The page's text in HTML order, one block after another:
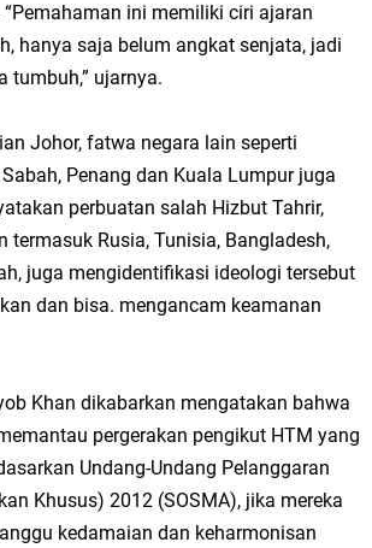
ini memiliki ciri ajaran
hanya saja belum angkat senjata, jadi
tumbuh,” ujarnya.
Johor, fatwa negara lain seperti
Penang dan Kuala Lumpur juga
perbuatan salah Hizbut Tahrir,
termasuk Rusia, Tunisia, Bangladesh,
juga mengidentifikasi ideologi tersebut
dan bisa. mengancam keamanan
Khan dikabarkan mengatakan bahwa
pergerakan pengikut HTM yang
Undang-Undang Pelanggaran
Khusus) 2012 (SOSMA), jika mereka
kedamaian dan keharmonisan